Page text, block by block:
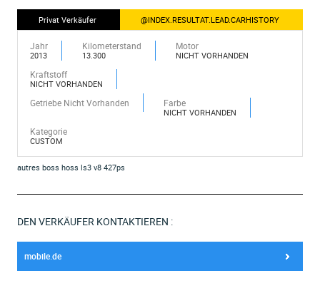
Privat Verkäufer @INDEX.RESULTAT.LEAD.CARHISTORY
Jahr
2013
Kilometerstand
13.300
Motor
NICHT VORHANDEN
Kraftstoff
NICHT VORHANDEN
Getriebe Nicht Vorhanden Farbe
NICHT VORHANDEN
Kategorie
CUSTOM
autres boss hoss ls3 v8 427ps
DEN VERKÄUFER KONTAKTIEREN :
mobile.de